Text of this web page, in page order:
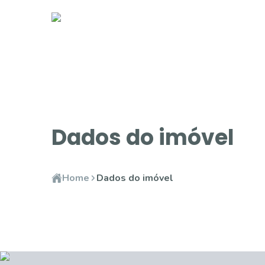
Dados do imóvel
Home Dados do imóvel